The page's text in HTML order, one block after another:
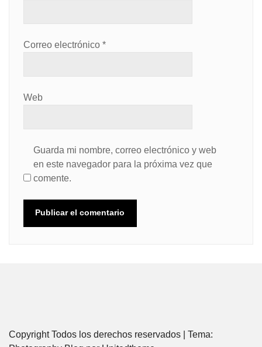
Correo electrónico *
Web
Guarda mi nombre, correo electrónico y web
en este navegador para la próxima vez que
comente.
Copyright Todos los derechos reservados
Tema: